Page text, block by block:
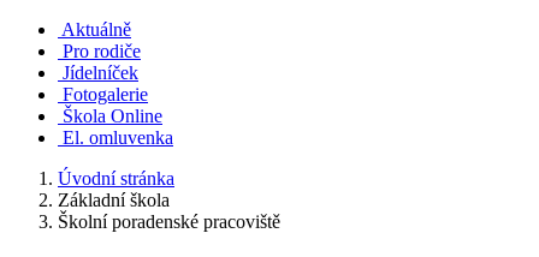
Aktuálně
Pro rodiče
Jídelníček
Fotogalerie
Škola Online
El. omluvenka
Úvodní stránka
Základní škola
Školní poradenské pracoviště